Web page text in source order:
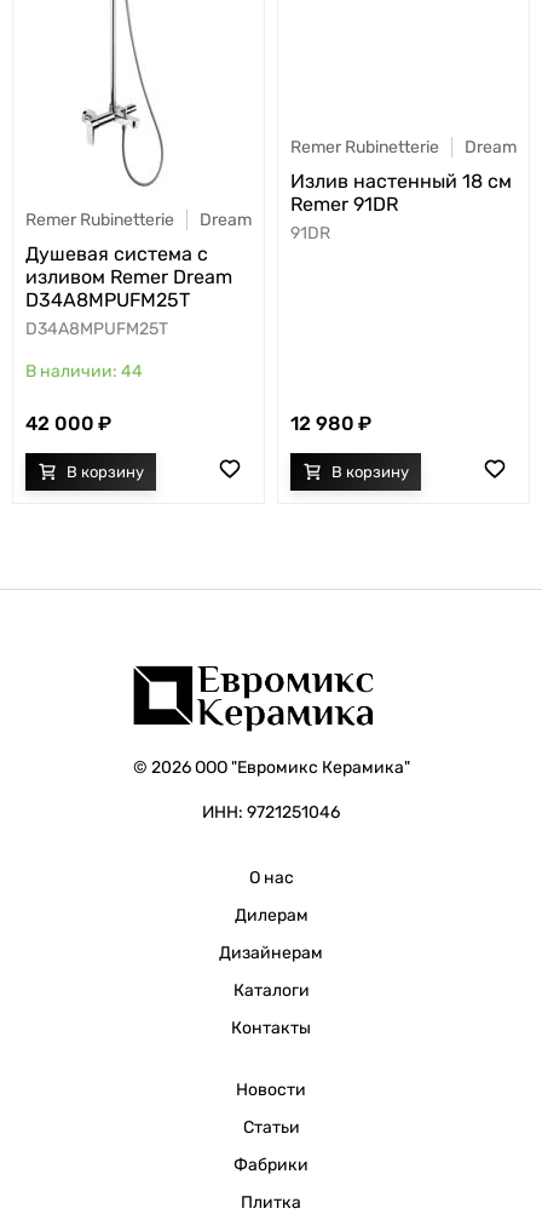
Remer Rubinetterie Dream
Душевая система с
изливом Remer Dream
D34A8MPUFM25T
D34A8MPUFM25T
44
42 000
Remer Rubinetterie Dream
Излив настенный 18 см
Remer 91DR
91DR
12 980
© 2026 ООО "Евромикс Керамика"
ИНН: 9721251046
О нас
Дилерам
Дизайнерам
Каталоги
Контакты
Новости
Статьи
Фабрики
Плитка